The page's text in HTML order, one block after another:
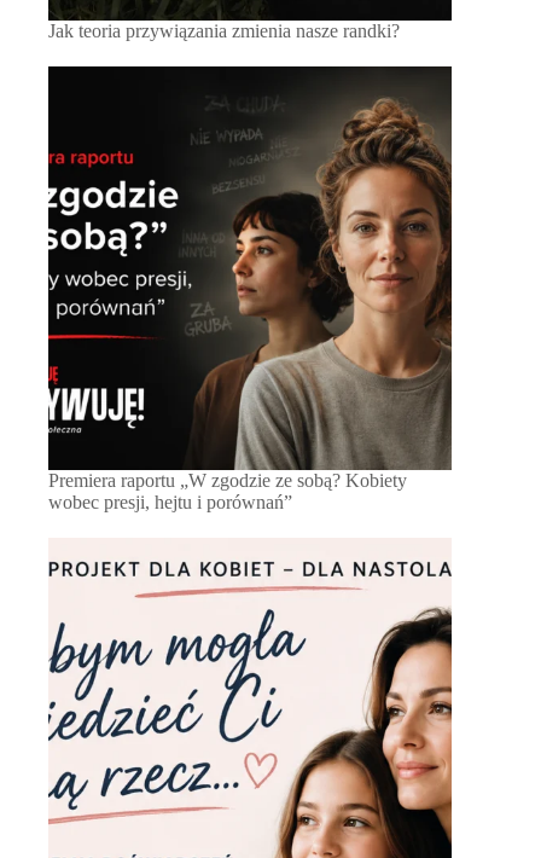
Jak teoria przywiązania zmienia nasze randki?
Premiera raportu „W zgodzie ze sobą? Kobiety
wobec presji, hejtu i porównań”